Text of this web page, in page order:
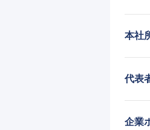
本社
代表
企業